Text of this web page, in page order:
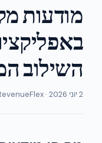
מודעות
השילוב
2 יוני 2026 · RevenueFlex צוות